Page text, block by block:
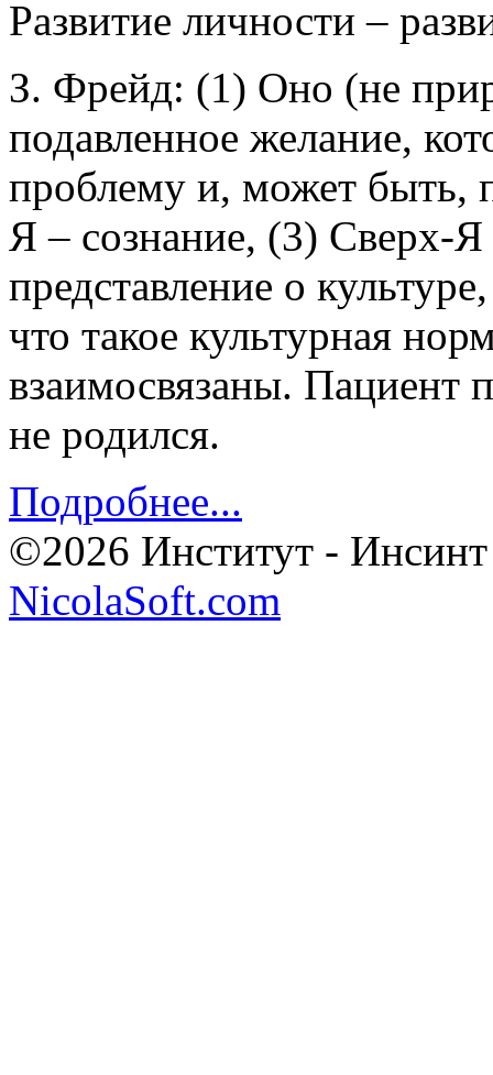
Развитие личности –
З. Фрейд: (1) Оно (не
подавленное желание,
проблему и, может быть,
Я – сознание, (3) Сверх-Я
представление о
что такое культурная
взаимосвязаны. Пациент
не родился.
Подробнее...
©2026 Институт -
NicolaSoft.com